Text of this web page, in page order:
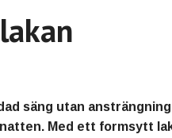
säng utan
Med ett formsytt